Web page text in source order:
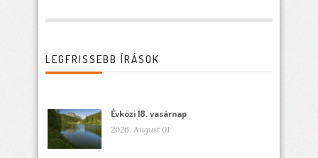
LEGFRISSEBB ÍRÁSOK
Évközi 18. vasárnap
2026. August 01